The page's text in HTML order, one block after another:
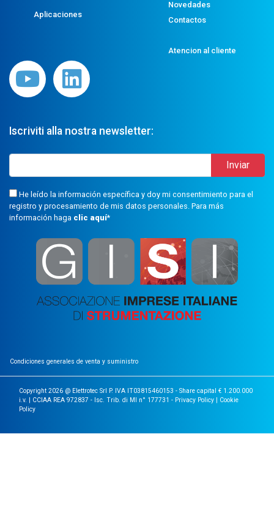
Aplicaciones
Novedades
Contactos
Atencion al cliente
Iscriviti alla nostra newsletter:
He leído la información específica y doy mi consentimiento para el
registro y procesamiento de mis datos personales. Para más
información haga clic aquí*
Condiciones generales de venta y suministro
Copyright 2026 @ Elettrotec Srl P. IVA IT03815460153 - Share capital € 1.200.000
i.v. | CCIAA REA 972837 - Isc. Trib. di MI n° 177731 - Privacy Policy
Cookie
Policy